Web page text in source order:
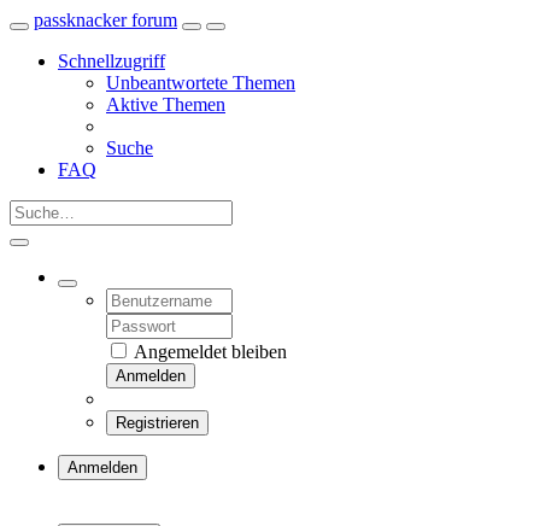
passknacker forum
Schnellzugriff
Unbeantwortete Themen
Aktive Themen
Suche
FAQ
Angemeldet bleiben
Anmelden
Registrieren
Anmelden